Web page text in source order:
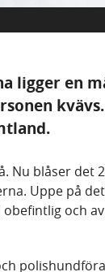
ligger en
Nu blåser det
Uppe på
och